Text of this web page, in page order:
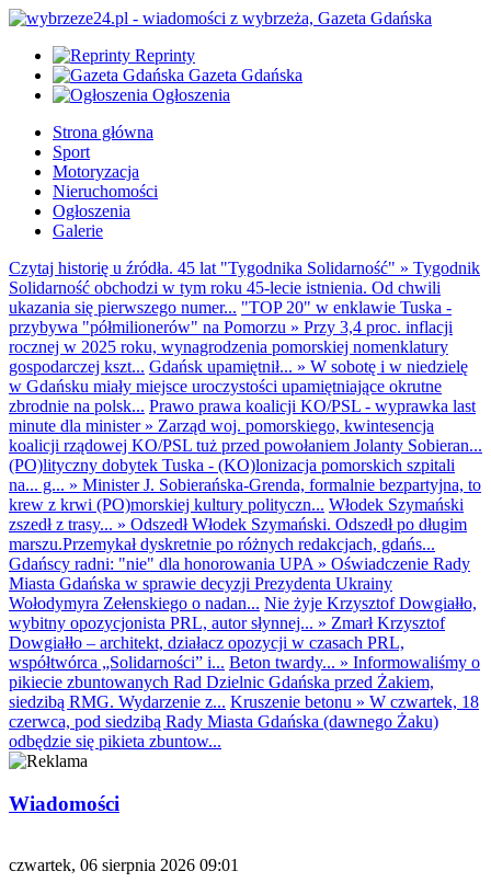
Reprinty
Gazeta Gdańska
Ogłoszenia
Strona główna
Sport
Motoryzacja
Nieruchomości
Ogłoszenia
Galerie
Czytaj historię u źródła. 45 lat "Tygodnika Solidarność" » Tygodnik
Solidarność obchodzi w tym roku 45-lecie istnienia. Od chwili
ukazania się pierwszego numer... "TOP 20" w enklawie Tuska -
przybywa "półmilionerów" na Pomorzu » Przy 3,4 proc. inflacji
rocznej w 2025 roku, wynagrodzenia pomorskiej nomenklatury
gospodarczej kszt... Gdańsk upamiętnił... » W sobotę i w niedzielę
w Gdańsku miały miejsce uroczystości upamiętniające okrutne
zbrodnie na polsk... Prawo prawa koalicji KO/PSL - wyprawka last
minute dla minister» Zarząd woj. pomorskiego, kwintesencja
koalicji rządowej KO/PSL tuż przed powołaniem Jolanty Sobieran...
(PO)lityczny dobytek Tuska - (KO)lonizacja pomorskich szpitali
na... g... » Minister J. Sobierańska-Grenda, formalnie bezpartyjna, to
krew z krwi (PO)morskiej kultury polityczn... Włodek Szymański
zszedł z trasy... » Odszedł Włodek Szymański. Odszedł po długim
marszu.Przemykał dyskretnie po różnych redakcjach, gdańs...
Gdańscy radni: "nie" dla honorowania UPA » Oświadczenie Rady
Miasta Gdańska w sprawie decyzji Prezydenta Ukrainy
Wołodymyra Zełenskiego o nadan... Nie żyje Krzysztof Dowgiałło,
wybitny opozycjonista PRL, autor słynnej... » Zmarł Krzysztof
Dowgiałło – architekt, działacz opozycji w czasach PRL,
współtwórca „Solidarności” i... Beton twardy... » Informowaliśmy o
pikiecie zbuntowanych Rad Dzielnic Gdańska przed Żakiem,
siedzibą RMG. Wydarzenie z... Kruszenie betonu » W czwartek, 18
czerwca, pod siedzibą Rady Miasta Gdańska (dawnego Żaku)
odbędzie się pikieta zbuntow...
Wiadomości
czwartek, 06 sierpnia 2026 09:01